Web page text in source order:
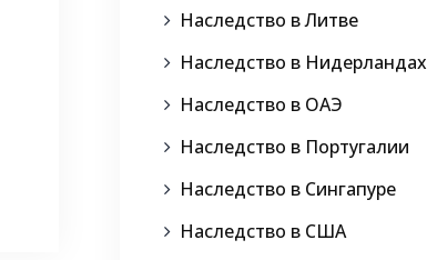
Наследство в Литве
Наследство в Нидерландах
Наследство в ОАЭ
Наследство в Португалии
Наследство в Сингапуре
Наследство в США